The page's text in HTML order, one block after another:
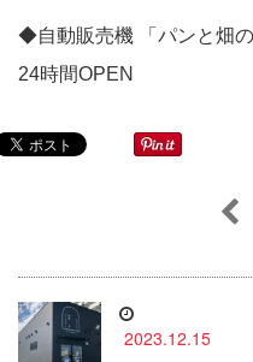
◆自動販売機 「パンと畑の
24時間OPEN
2023.12.15